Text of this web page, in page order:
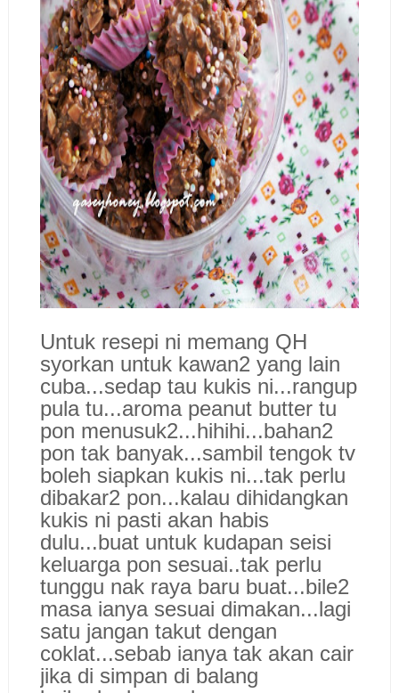
Untuk resepi ni memang QH
syorkan untuk kawan2 yang lain
cuba...sedap tau kukis ni...rangup
pula tu...aroma peanut butter tu
pon menusuk2...hihihi...bahan2
pon tak banyak...sambil tengok tv
boleh siapkan kukis ni...tak perlu
dibakar2 pon...kalau dihidangkan
kukis ni pasti akan habis
dulu...buat untuk kudapan seisi
keluarga pon sesuai..tak perlu
tunggu nak raya baru buat...bile2
masa ianya sesuai dimakan...lagi
satu jangan takut dengan
coklat...sebab ianya tak akan cair
jika di simpan di balang